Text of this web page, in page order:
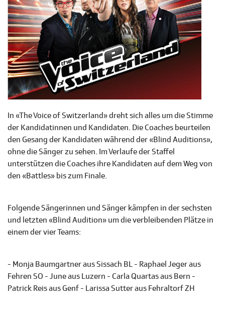
In «The Voice of Switzerland» dreht sich alles um die Stimme
der Kandidatinnen und Kandidaten. Die Coaches beurteilen
den Gesang der Kandidaten während der «Blind Auditions»,
ohne die Sänger zu sehen. Im Verlaufe der Staffel
unterstützen die Coaches ihre Kandidaten auf dem Weg von
den «Battles» bis zum Finale.
Folgende Sängerinnen und Sänger kämpfen in der sechsten
und letzten «Blind Audition» um die verbleibenden Plätze in
einem der vier Teams:
- Monja Baumgartner aus Sissach BL - Raphael Jeger aus
Fehren SO - June aus Luzern - Carla Quartas aus Bern -
Patrick Reis aus Genf - Larissa Sutter aus Fehraltorf ZH